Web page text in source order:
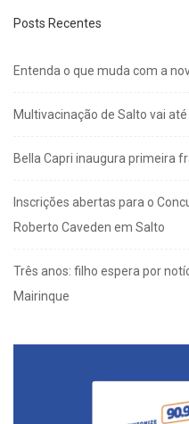
Posts Recentes
Entenda o que muda com a
Multivacinação de Salto vai
Bella Capri inaugura primeira
Inscrições abertas para o
Roberto Caveden em Salto
Três anos: filho espera por
Mairinque